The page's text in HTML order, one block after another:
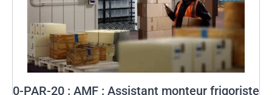
0-PAR-20 : AMF : Assistant monteur frigoriste